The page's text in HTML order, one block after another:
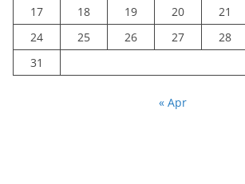
17
18 19 20 21
24
25 26 27 28
31
« Apr